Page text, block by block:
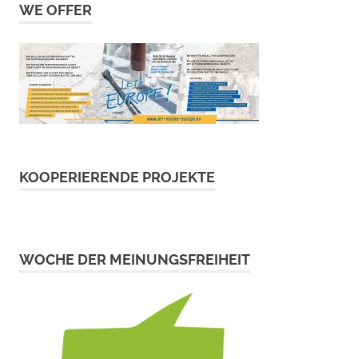
WE OFFER
KOOPERIERENDE PROJEKTE
WOCHE DER MEINUNGSFREIHEIT